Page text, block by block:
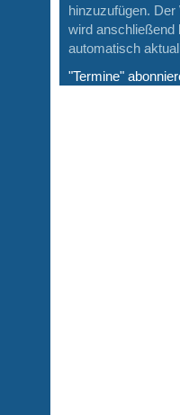
hinzuzufügen. Der
wird anschließend
automatisch
"Termine"